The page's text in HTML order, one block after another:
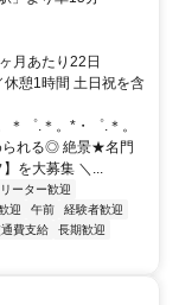
月あたり22日
憩1時間 土日祝を含
゜.＊。*・゜.＊。
られる◎ 絶景★名門
を大募集 ＼...
ーター歓迎
迎 午前
経験者歓迎
費支給
長期歓迎